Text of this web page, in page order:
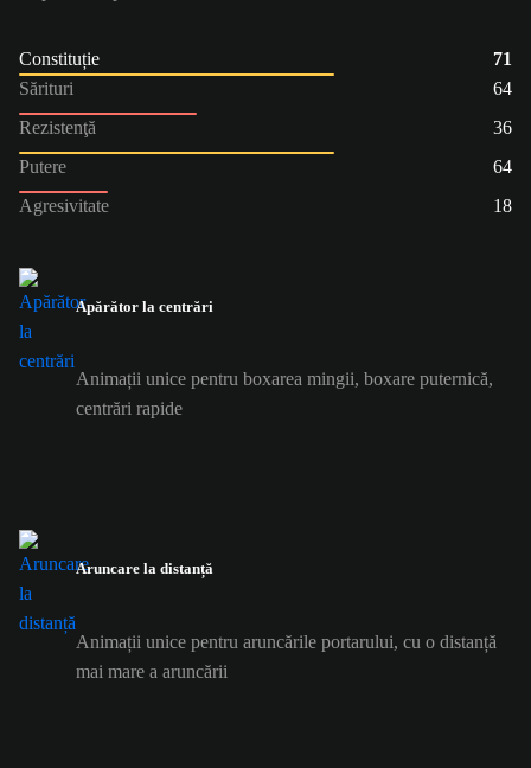
Constituție
71
Sărituri
64
Rezistenţă
36
Putere
64
Agresivitate
18
Apărător la centrări
Animații unice pentru boxarea mingii, boxare puternică,
centrări rapide
Aruncare la distanță
Animații unice pentru aruncările portarului, cu o distanță
mai mare a aruncării